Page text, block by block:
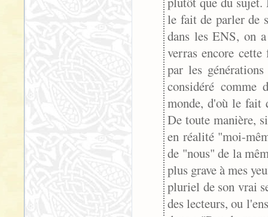
le fait de parler de
dans les ENS, on
verras encore
par les
considéré comme
monde, d'où le fait
De toute manière,
en réalité "moi-
de "nous" de la
plus grave à mes
pluriel de son vrai
des lecteurs, ou